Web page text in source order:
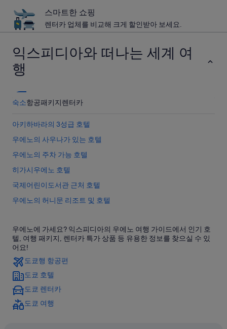
스마트한 쇼핑
렌터카 업체를 비교해 크게 할인받아 보세요.
익스피디아와 떠나는 세계 여
행
숙소항공패키지렌터카
아키하바라의 3성급 호텔
우에노의 사우나가 있는 호텔
우에노의 주차 가능 호텔
히가시우에노 호텔
국제어린이도서관 근처 호텔
우에노의 허니문 리조트 및 호텔
우구이스다니 역의 료칸
우에노의 부티크 호텔
우에노의 저렴한 호텔
우구이스다니 역 근처 호텔
우에노의 Nikko 호텔
건강의학박물관 근처 호텔
우에노에 가세요? 익스피디아의 우에노 여행 가이드에서 인기 호
텔, 여행 패키지, 렌터카 특가 상품 등 유용한 정보를 찾으실 수 있
어요!
도쿄행 항공편
도쿄 호텔
도쿄 렌터카
도쿄 여행